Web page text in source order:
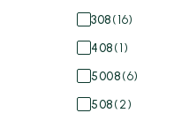
(16)
308
(1)
408
(6)
5008
(2)
508